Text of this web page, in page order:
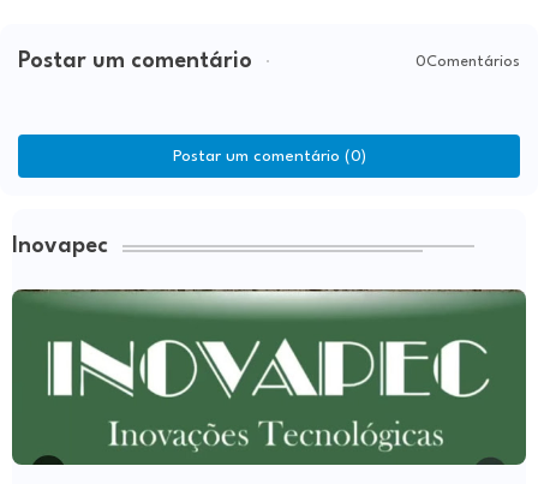
Postar um comentário 0Comentários
Postar um comentário (0)
Inovapec